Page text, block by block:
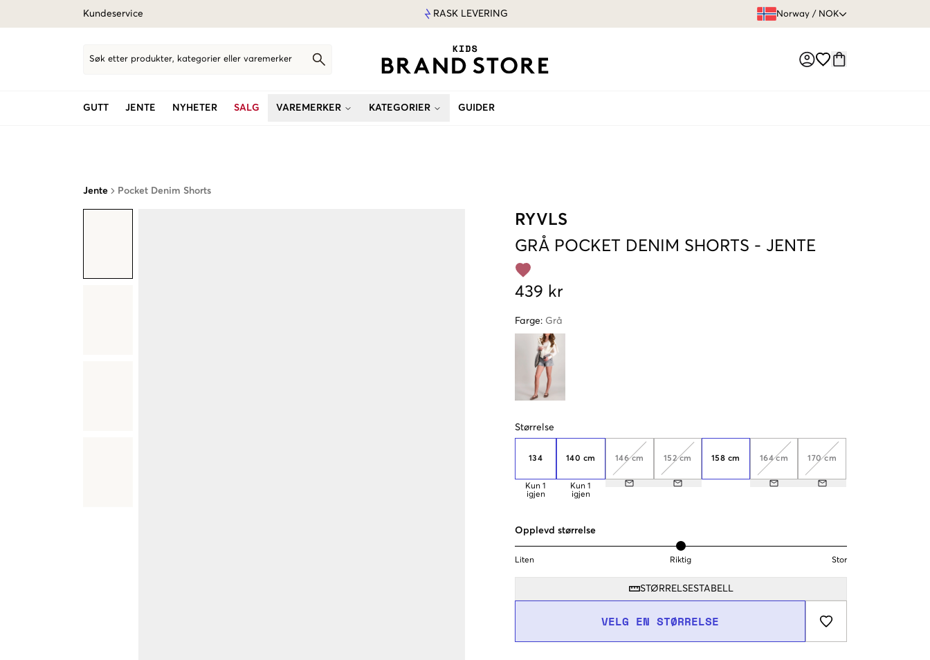
Kundeservice RASK LEVERING Norway / NOK
Søk etter produkter, kategorier eller varemerker
GUTT JENTE NYHETER SALG VAREMERKER KATEGORIER GUIDER
Jente Pocket Denim Shorts
RYVLS
GRÅ POCKET DENIM SHORTS - JENTE
439 kr
Farge: Grå
Størrelse
134
Kun 1
igjen
140 cm
Kun 1
igjen
146 cm 152 cm 158 cm 164 cm 170 cm
Opplevd størrelse
Liten Riktig Stor
STØRRELSESTABELL
VELG EN STØRRELSE